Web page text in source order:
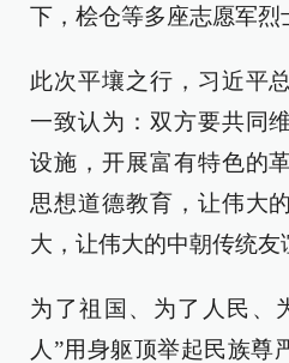
下，桧仓等多座志愿军烈
此次平壤之行，习近平
一致认为：双方要共同
设施，开展富有特色的
思想道德教育，让伟大
大，让伟大的中朝传统友
为了祖国、为了人民、
人”用身躯顶举起民族尊